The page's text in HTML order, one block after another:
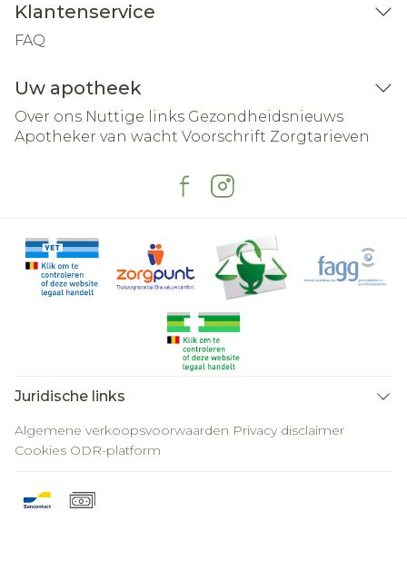
Klantenservice
FAQ
Uw apotheek
Over ons Nuttige links Gezondheidsnieuws
Apotheker van wacht Voorschrift Zorgtarieven
Juridische links
Algemene verkoopsvoorwaarden Privacy disclaimer
Cookies ODR-platform